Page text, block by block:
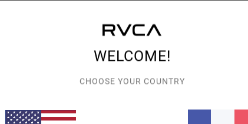
WELCOME!
CHOOSE YOUR COUNTRY